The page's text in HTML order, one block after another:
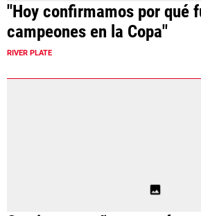
"Hoy confirmamos por qué
campeones en la Copa"
RIVER PLATE